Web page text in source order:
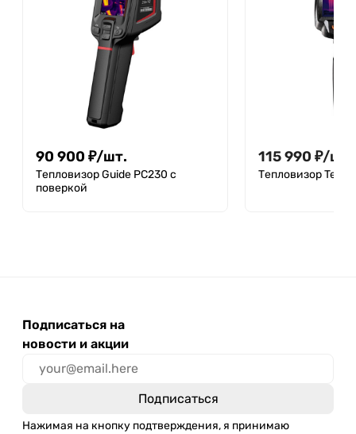
90 900 ₽/шт.
Тепловизор Guide PC230 с
поверкой
115 990 ₽/шт.
Тепловизор Testo
Подписаться на
новости и акции
Нажимая на кнопку подтверждения, я принимаю